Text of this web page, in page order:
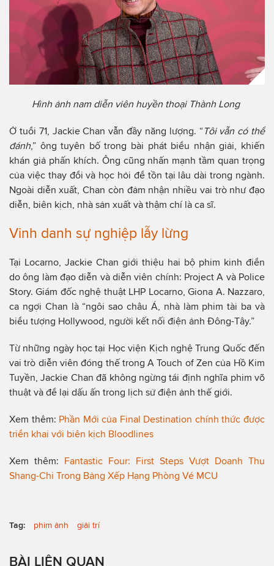
Hình ảnh nam diễn viên huyền thoại Thành Long
Ở tuổi 71, Jackie Chan vẫn đầy năng lượng. “Tôi vẫn có thể
đánh,” ông tuyên bố trong bài phát biểu nhận giải, khiến
khán giả phấn khích. Ông cũng nhấn mạnh tầm quan trọng
của việc thay đổi và học hỏi để tồn tại lâu dài trong ngành.
Ngoài diễn xuất, Chan còn đảm nhận nhiều vai trò như đạo
diễn, biên kịch, nhà sản xuất và thậm chí là ca sĩ.
Vinh danh sự nghiệp lẫy lừng
Tại Locarno, Jackie Chan giới thiệu hai bộ phim kinh điển
do ông làm đạo diễn và diễn viên chính: Project A và Police
Story. Giám đốc nghệ thuật LHP Locarno, Giona A. Nazzaro,
ca ngợi Chan là “ngôi sao châu Á, nhà làm phim tài ba và
biểu tượng Hollywood, người kết nối điện ảnh Đông-Tây.”
Từ những ngày học tại Học viện Kịch nghệ Trung Quốc đến
vai trò diễn viên đóng thế trong A Touch of Zen của Hồ Kim
Tuyền, Jackie Chan đã không ngừng tái định nghĩa phim võ
thuật và để lại dấu ấn trong lịch sử điện ảnh thế giới.
Xem thêm: Phần Mới của Final Destination chính thức được
triển khai với biên kịch Bloodlines
Xem thêm: Fantastic Four: First Steps Vượt Doanh Thu
Shang-Chi Trong Bảng Xếp Hạng Phòng Vé MCU
Tag: phim ảnh giải trí
BÀI LIÊN QUAN